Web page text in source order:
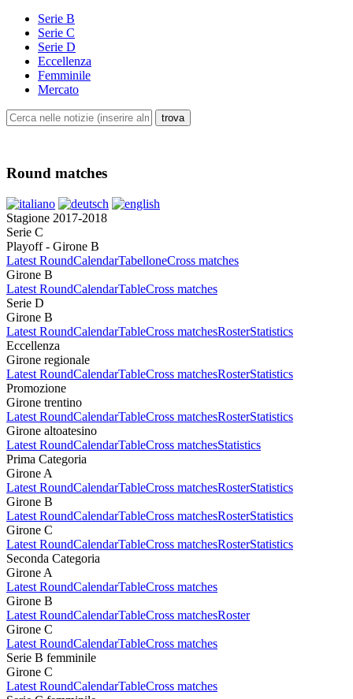
Serie B
Serie C
Serie D
Eccellenza
Femminile
Mercato
Round matches
Stagione 2017-2018
Serie C
Playoff - Girone B
Latest RoundCalendarTabelloneCross matches
Girone B
Latest RoundCalendarTableCross matches
Serie D
Girone B
Latest RoundCalendarTableCross matchesRosterStatistics
Eccellenza
Girone regionale
Latest RoundCalendarTableCross matchesRosterStatistics
Promozione
Girone trentino
Latest RoundCalendarTableCross matchesRosterStatistics
Girone altoatesino
Latest RoundCalendarTableCross matchesStatistics
Prima Categoria
Girone A
Latest RoundCalendarTableCross matchesRosterStatistics
Girone B
Latest RoundCalendarTableCross matchesRosterStatistics
Girone C
Latest RoundCalendarTableCross matchesRosterStatistics
Seconda Categoria
Girone A
Latest RoundCalendarTableCross matches
Girone B
Latest RoundCalendarTableCross matchesRoster
Girone C
Latest RoundCalendarTableCross matches
Serie B femminile
Girone C
Latest RoundCalendarTableCross matches